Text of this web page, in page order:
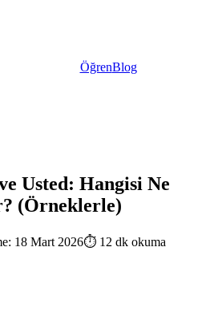
ÖğrenBlog
Usted: Hangisi Ne
(Örneklerle)
18 Mart 2026⏱ 12 dk okuma